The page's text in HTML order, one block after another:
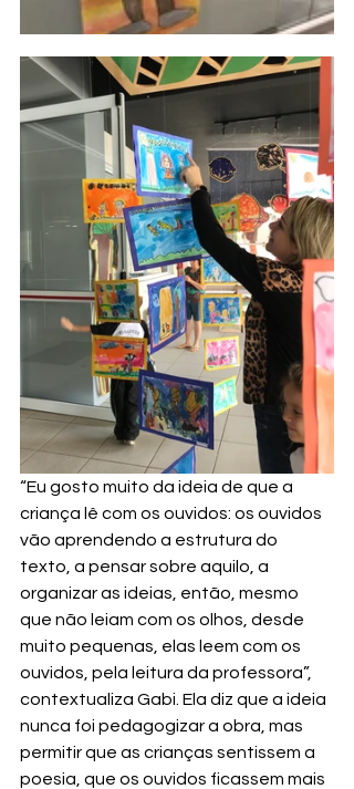
“Eu gosto muito da ideia de que a
criança lê com os ouvidos: os ouvidos
vão aprendendo a estrutura do
texto, a pensar sobre aquilo, a
organizar as ideias, então, mesmo
que não leiam com os olhos, desde
muito pequenas, elas leem com os
ouvidos, pela leitura da professora”,
contextualiza Gabi. Ela diz que a ideia
nunca foi pedagogizar a obra, mas
permitir que as crianças sentissem a
poesia, que os ouvidos ficassem mais